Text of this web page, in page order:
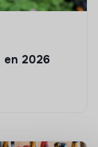
en 2026